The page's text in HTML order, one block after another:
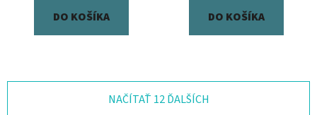
DO KOŠÍKA DO KOŠÍKA
NAČÍTAŤ 12 ĎALŠÍCH